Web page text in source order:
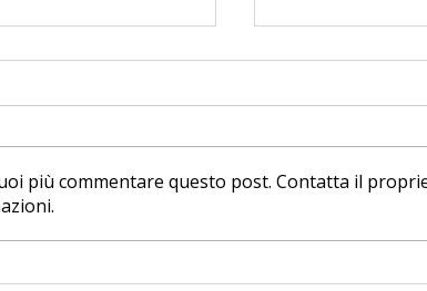
Federic a
Milano Comics
più commentare questo post. Contatta il